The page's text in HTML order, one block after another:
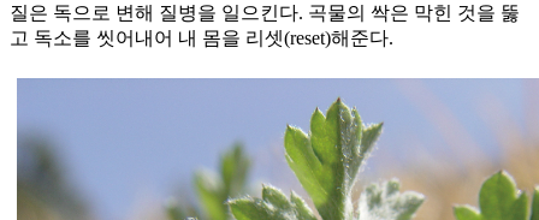
질은 독으로 변해 질병을 일으킨다. 곡물의 싹은 막힌 것을 뚫
고 독소를 씻어내어 내 몸을 리셋(reset)해준다.